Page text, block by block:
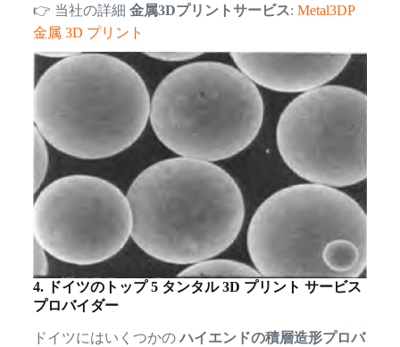
👉 当社の詳細 金属3Dプリントサービス: Metal3DP
金属 3D プリント
4. ドイツのトップ 5 タンタル 3D プリント サービス
プロバイダー
ドイツにはいくつかのハイエンドの積層造形プロバ